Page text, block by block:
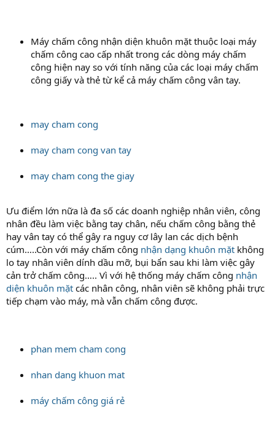
Máy chấm công nhận diện khuôn mặt thuộc loại máy
chấm công cao cấp nhất trong các dòng máy chấm
công hiện nay so với tính năng của các loại máy chấm
công giấy và thẻ từ kể cả máy chấm công vân tay.
may cham cong
may cham cong van tay
may cham cong the giay
Ưu điểm lớn nữa là đa số các doanh nghiệp nhân viên, công
nhân đều làm việc bằng tay chân, nếu chấm công bằng thẻ
hay vân tay có thể gây ra nguy cơ lây lan các dịch bệnh
cúm…..Còn với máy chấm công nhận dạng khuôn mặt không
lo tay nhân viên dính dầu mỡ, bụi bẩn sau khi làm việc gây
cản trở chấm công….. Vì với hệ thống máy chấm công nhận
diện khuôn mặt các nhân công, nhân viên sẽ không phải trực
tiếp chạm vào máy, mà vẫn chấm công được.
phan mem cham cong
nhan dang khuon mat
máy chấm công giá rẻ